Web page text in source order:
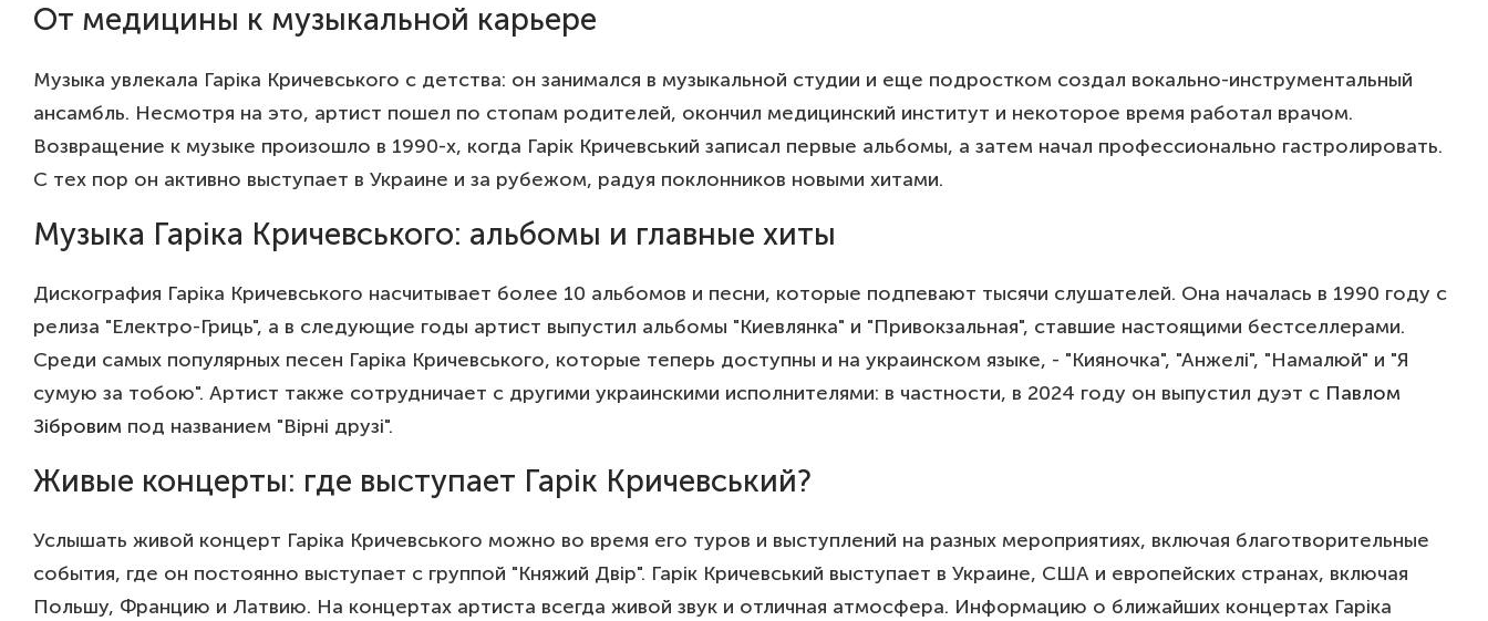
От медицины к музыкальной карьере
Музыка увлекала Гаріка Кричевського с детства: он занимался в музыкальной студии и еще подростком создал вокально-инструментальный
ансамбль. Несмотря на это, артист пошел по стопам родителей, окончил медицинский институт и некоторое время работал врачом.
Возвращение к музыке произошло в 1990-х, когда Гарік Кричевський записал первые альбомы, а затем начал профессионально гастролировать.
С тех пор он активно выступает в Украине и за рубежом, радуя поклонников новыми хитами.
Музыка Гаріка Кричевського: альбомы и главные хиты
Дискография Гаріка Кричевського насчитывает более 10 альбомов и песни, которые подпевают тысячи слушателей. Она началась в 1990 году с
релиза "Електро-Гриць", а в следующие годы артист выпустил альбомы "Киевлянка" и "Привокзальная", ставшие настоящими бестселлерами.
Среди самых популярных песен Гаріка Кричевського, которые теперь доступны и на украинском языке, - "Кияночка", "Анжелі", "Намалюй" и "Я
сумую за тобою". Артист также сотрудничает с другими украинскими исполнителями: в частности, в 2024 году он выпустил дуэт с Павлом
Зібровим под названием "Вірні друзі".
Живые концерты: где выступает Гарік Кричевський?
Услышать живой концерт Гаріка Кричевського можно во время его туров и выступлений на разных мероприятиях, включая благотворительные
события, где он постоянно выступает с группой "Княжий Двір". Гарік Кричевський выступает в Украине, США и европейских странах, включая
Польшу, Францию и Латвию. На концертах артиста всегда живой звук и отличная атмосфера. Информацию о ближайших концертах Гаріка